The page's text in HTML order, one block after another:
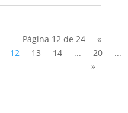
Página 12 de 24
«
12 13 14 ... 20
...
»